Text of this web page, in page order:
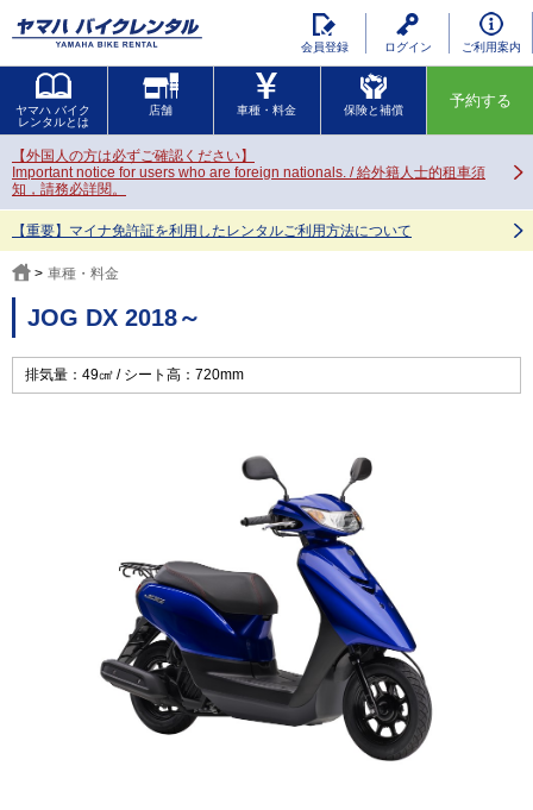
ご利用案内
ログイン
会員登録
ヤマハ バイク
レンタルとは
店舗 車種・料金 保険と補償
予約する
【外国人の方は必ずご確認ください】
Important notice for users who are foreign nationals. / 給外籍人士的租車須
知，請務必詳閱。
【重要】マイナ免許証を利用したレンタルご利用方法について
車種・料金
JOG DX 2018～
排気量：49㎤ シート高：720mm